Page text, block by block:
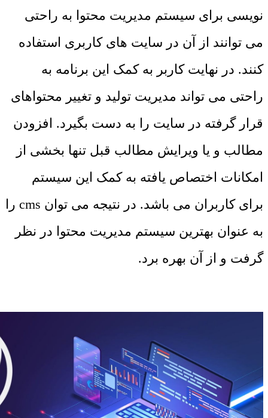
نویسی برای سیستم مدیریت محتوا به راحتی
می توانند از آن در سایت های کاربری استفاده
کنند. در نهایت کاربر به کمک این برنامه به
راحتی می تواند مدیریت تولید و تغییر محتواهای
قرار گرفته در سایت را به دست بگیرد. افزودن
مطالب و یا ویرایش مطالب قبل تنها بخشی از
امکانات اختصاص یافته به کمک این سیستم
برای کاربران می باشد. در نتیجه می توان cms را
به عنوان بهترین سیستم مدیریت محتوا در نظر
گرفت و از آن بهره برد.